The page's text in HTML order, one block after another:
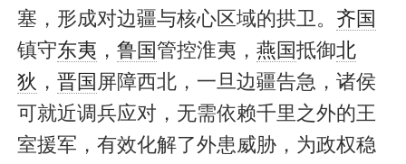
塞，形成对边疆与核心区域的拱卫。 齐国
镇守东夷 ， 鲁国管控淮夷， 燕国抵御北
狄 ， 晋国 屏障西北，一旦边疆告急，诸侯
可就近调兵应对，无需依赖千里之外的王
室援军，有效化解了外患威胁，为政权稳